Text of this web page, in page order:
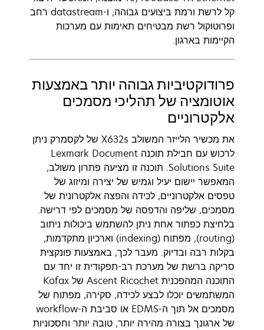
קל לרשת ורמת ביצועים גבוהה; ו-datastream רחב
ופרוטוקול רשת מבטיחים תאימות עם מערכות
הקיימות בארגון.
פרודוקטיביות גבוהה יותר באמצעות
אוטומציה של תהליכי מסמכים
אלקטרוניים
את מכשיר הלייזר המשולב X632s של לקסמרק ניתן
לרכוש עם חבילת תוכנה Lexmark Document
Solutions Suite. תוכנה זו מציעה פתרון משולב,
המאפשר יישום יעיל וגמיש של יצירה ומיזוג של
טפסים אלקטרוניים, לכידה והפצה אלקטרונית של
מסמכים, שליפה והדפסה של מסמכים לפי דרישה.
בלחיצת כפתור אחת ניתן להשתמש ביכולות ניתוב
(routing), מפתוח (indexing) וארכיון מתקדמות,
בקלות רבה ובדיוק. מעבר לכך, באמצעות פונקצית
סריקה ברשת של מערכת רב-תפקודית זו יחד עם
התוכנה המהפכנית Ascent Ricochet של Kofax
המשתמשים יוכלו לבצע לכידה, סקירה, מפתוח של
מסמכים אל תוך ה-EDMS או סביבת ה-workflow
של ארגונך בצורה מהירה יותר, טובה יותר וחסכוניות